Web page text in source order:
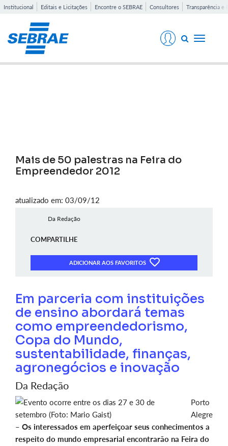
Institucional Editais e Licitações Encontre o SEBRAE Consultores Transparência e
Toggle
Mais de 50 palestras na Feira do
Empreendedor 2012
atualizado em: 03/09/12
Da Redação
COMPARTILHE
ADICIONAR AOS FAVORITOS
Em parceria com instituições
de ensino abordará temas
como empreendedorismo,
Copa do Mundo,
sustentabilidade, finanças,
agronegócios e inovação
Da Redação
Porto
Alegre
– Os interessados em aperfeiçoar seus conhecimentos a
respeito do mundo empresarial encontrarão na Feira do